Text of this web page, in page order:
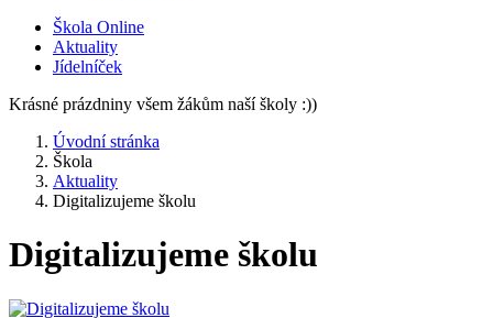
Škola Online
Aktuality
Jídelníček
Krásné prázdniny všem žákům naší školy :))
Úvodní stránka
Škola
Aktuality
Digitalizujeme školu
Digitalizujeme školu